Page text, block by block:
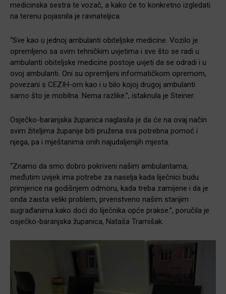
medicinska sestra te vozač, a kako će to konkretno izgledati
na terenu pojasnila je ravnateljica.
“Sve kao u jednoj ambulanti obiteljske medicine. Vozilo je
opremljeno sa svim tehničkim uvjetima i sve što se radi u
ambulanti obiteljske medicine postoje uvjeti da se odradi i u
ovoj ambulanti. Oni su opremljeni informatičkom opremom,
povezani s CEZIH-om kao i u bilo kojoj drugoj ambulanti
samo što je mobilna. Nema razlike.”, istaknula je Steiner.
Osječko-baranjska županica naglasila je da će na ovaj način
svim žiteljima županije biti pružena sva potrebna pomoć i
njega, pa i mještanima onih najudaljenijih mjesta.
“Znamo da smo dobro pokriveni našim ambulantama,
međutim uvijek ima potrebe za naselja kada liječnici budu
primjerice na godišnjem odmoru, kada treba zamijene i da je
onda zaista veliki problem, prvenstveno našim starijim
sugrađanima kako doći do liječnika opće prakse.”, poručila je
osječko-baranjska županica, Nataša Tramišak.